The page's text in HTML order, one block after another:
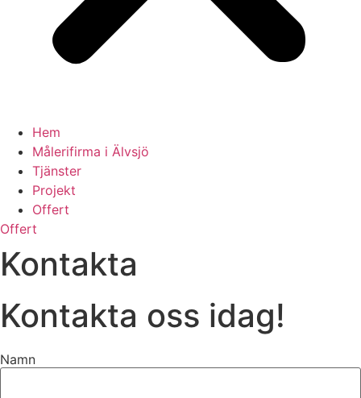
Hem
Målerifirma i Älvsjö
Tjänster
Projekt
Offert
Offert
Kontakta
Kontakta oss idag!
Namn